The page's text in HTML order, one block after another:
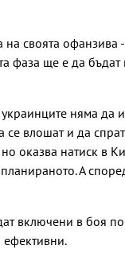
своята офанзива
фаза ще е да бъдат
няма да
се влошат и да
оказва натиск в
А
включени в боя
ефективни.